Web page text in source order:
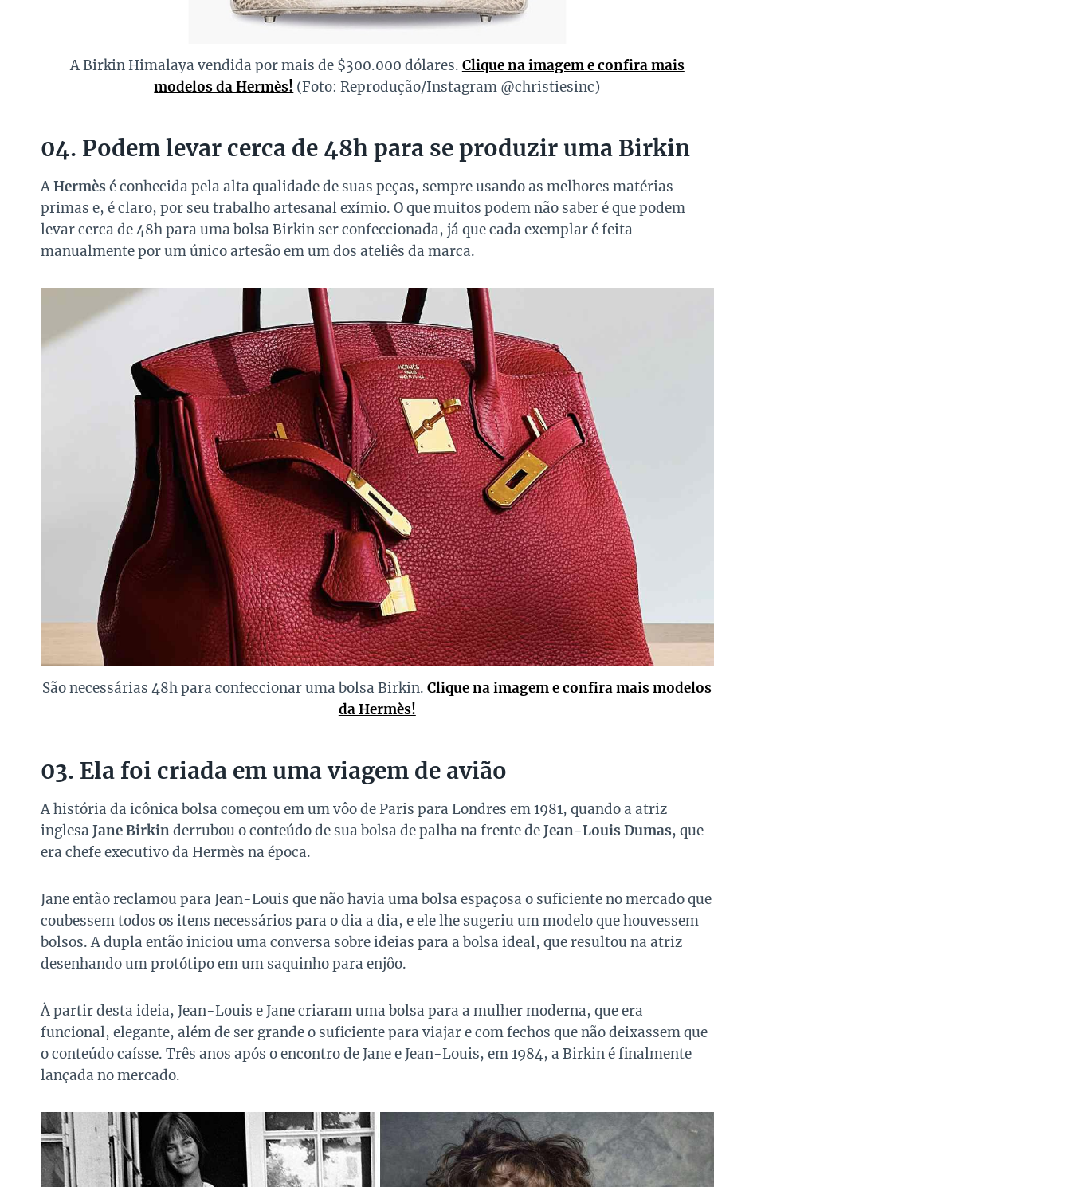
A Birkin Himalaya vendida por mais de $300.000 dólares. Clique na imagem e confira mais
modelos da Hermès! (Foto: Reprodução/Instagram @christiesinc)
04. Podem levar cerca de 48h para se produzir uma Birkin
AHermès é conhecida pela alta qualidade de suas peças, sempre usando as melhores matérias
primas e, é claro, por seu trabalho artesanal exímio. O que muitos podem não saber é que podem
levar cerca de 48h para uma bolsa Birkin ser confeccionada, já que cada exemplar é feita
manualmente por um único artesão em um dos ateliês da marca.
São necessárias 48h para confeccionar uma bolsa Birkin.Clique na imagem e confira mais modelos
da Hermès!
03. Ela foi criada em uma viagem de avião
A história da icônica bolsa começou em um vôo de Paris para Londres em 1981, quando a atriz
inglesa Jane Birkinderrubou o conteúdo de sua bolsa de palha na frente deJean-Louis Dumas, que
era chefe executivo da Hermès na época.
Jane então reclamou para Jean-Louis que não havia uma bolsa espaçosa o suficiente no mercado que
coubessem todos os itens necessários para o dia a dia, e ele lhe sugeriu um modelo que houvessem
bolsos. A dupla então iniciou uma conversa sobre ideias para a bolsa ideal, que resultou na atriz
desenhando um protótipo em um saquinho para enjôo.
À partir desta ideia, Jean-Louis e Jane criaram uma bolsa para a mulher moderna, que era
funcional, elegante, além de ser grande o suficiente para viajar e com fechos que não deixassem que
o conteúdo caísse. Três anos após o encontro de Jane e Jean-Louis, em 1984, a Birkin é finalmente
lançada no mercado.